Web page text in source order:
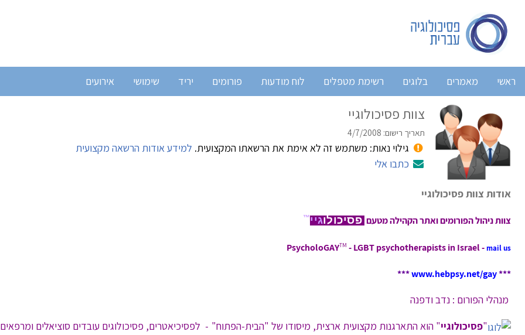
ראשי מאמרים בלוגים רשימת מטפלים לוח מודעות פורומים יריד שימושי אירועים
צוות פסיכולוגיי
תאריך רישום: 4/7/2008
גילוי נאות: משתמש זה לא אימת את הרשאתו המקצועית. למידע אודות הרשאה מקצועית
כתבו אלי
אודות צוות פסיכולוגיי
צוות ניהול הפורומים ואתר הקהילה מטעם פסיכולוגיי™
PsycholoGAYTM - LGBT psychotherapists in Israel -mail us
***
www.hebpsy.net/gay
***
מנהלי הפורום : נדב ודפנה
"פסיכולוגיי" הוא התארגנות מקצועית ארצית, מיסודו של "הבית-הפתוח" - לפסיכיאטרים, פסיכולוגים עובדים סוציאלים ומרפאים